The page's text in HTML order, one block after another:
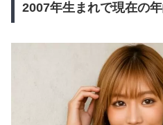
2007年生まれで現在の